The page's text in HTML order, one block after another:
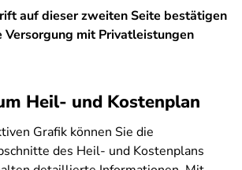
auf dieser zweiten Seite bestätigen
Versorgung mit Privatleistungen
Heil- und Kostenplan
Grafik können Sie die
des Heil- und Kostenplans